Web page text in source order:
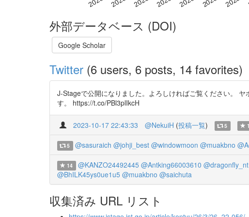
外部データベース (DOI)
Google Scholar
Twitter (6 users, 6 posts, 14 favorites)
J-Stageで公開になりました。よろしければご覧ください。
す。 https://t.co/PBl3plIkcH
2023-10-17 22:43:33 @NekuiH (投稿一覧) 5
5 @sasuraich @johji_best @windowmoon @muakbno
14 @KANZO24492445 @Antking66003610 @dragonfly_nt
@BhILK45ys0ue1u5 @muakbno @saichuta
収集済み URL リスト